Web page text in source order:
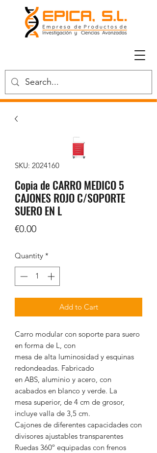
SKU: 2024160
Copia de CARRO MEDICO 5
CAJONES ROJO C/SOPORTE
SUERO EN L
€0.00Price
Quantity *
Add to Cart
Carro modular con soporte para suero
en forma de L, con
mesa de alta luminosidad y esquinas
redondeadas. Fabricado
en ABS, aluminio y acero, con
acabados en blanco y verde. La
mesa superior, de 4 cm de grosor,
incluye valla de 3,5 cm.
Cajones de diferentes capacidades con
divisores ajustables transparentes
Ruedas 360º equipadas con frenos